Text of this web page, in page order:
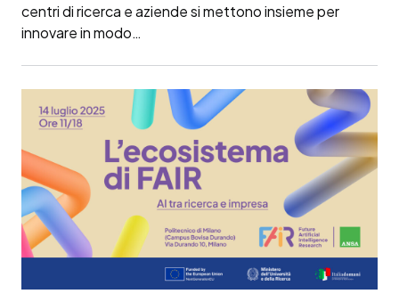
centri di ricerca e aziende si mettono insieme per
innovare in modo…